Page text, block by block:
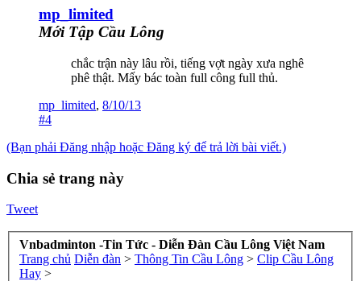
mp_limited
Mới Tập Cầu Lông
chắc trận này lâu rồi, tiếng vợt ngày xưa nghê
phê thật. Mấy bác toàn full công full thủ.
mp_limited, 8/10/13
#4
(Bạn phải Đăng nhập hoặc Đăng ký để trả lời bài viết.)
Chia sẻ trang này
Tweet
Vnbadminton -Tin Tức - Diễn Đàn Cầu Lông Việt Nam
Trang chủ Diễn đàn > Thông Tin Cầu Lông > Clip Cầu Lông
Hay >